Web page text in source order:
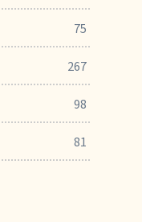
75
267
98
81